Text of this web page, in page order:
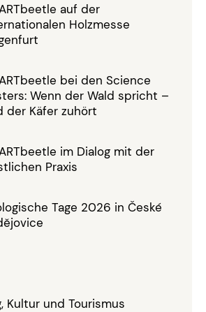
auf der
Holzmesse
bei den Science
Wenn der Wald spricht –
der Käfer zuhört
im Dialog mit der
Praxis
Tage 2026 in České
Kultur und Tourismus